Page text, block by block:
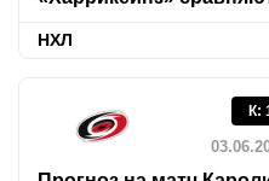
НХЛ
К: